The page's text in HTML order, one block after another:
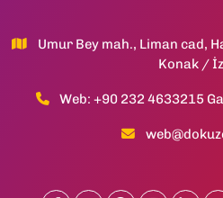
Umur Bey mah., Liman cad,
Konak /
Web: +90 232 4633215